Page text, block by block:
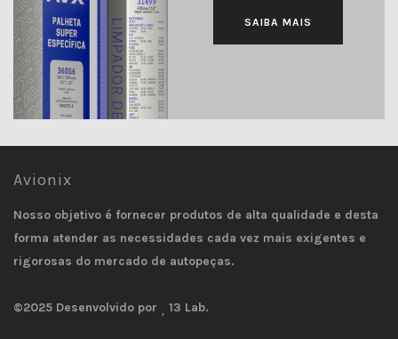
SAIBA MAIS
Avionix
Nosso objetivo é fornecer produtos de alta qualidade e desta
forma atender as necessidades cada vez mais exigentes e
rigorosas do mercado de autopeças.
©2025 Desenvolvido por 13 Lab.